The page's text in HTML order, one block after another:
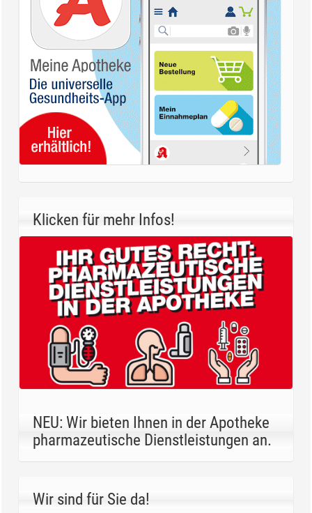
Klicken für mehr Infos!
NEU: Wir bieten Ihnen in der Apotheke
pharmazeutische Dienstleistungen an.
Wir sind für Sie da!